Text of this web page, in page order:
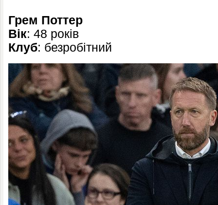
Грем Поттер
Вік: 48 років
Клуб: безробітний